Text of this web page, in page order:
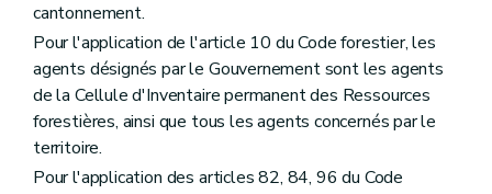
cantonnement.
Pour l'application de l'article 10 du Code forestier, les
agents désignés par le Gouvernement sont les agents
de la Cellule d'Inventaire permanent des Ressources
forestières, ainsi que tous les agents concernés par le
territoire.
Pour l'application des articles 82, 84, 96 du Code